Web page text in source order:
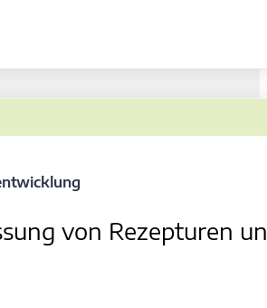
von Rezepturen